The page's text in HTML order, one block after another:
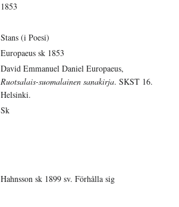
1853
Stans (i Poesi)
Europaeus sk 1853
David Emmanuel Daniel Europaeus,
Ruotsalais-suomalainen sanakirja. SKST 16.
Helsinki.
Sk
Hahnsson sk 1899 sv. Förhålla sig